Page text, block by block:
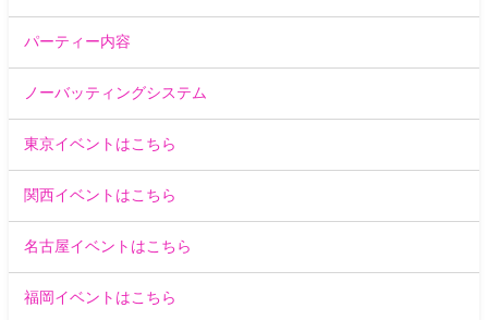
パーティー内容
ノーバッティングシステム
東京イベントはこちら
関西イベントはこちら
名古屋イベントはこちら
福岡イベントはこちら